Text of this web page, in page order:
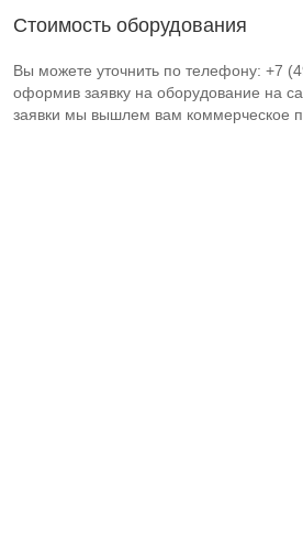
Стоимость оборудования
Вы можете уточнить по телефону: +7
оформив заявку на оборудование на
заявки мы вышлем вам коммерческое